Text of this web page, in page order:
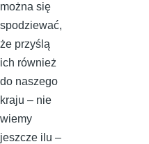
można się
spodziewać,
że przyślą
ich również
do naszego
kraju – nie
wiemy
jeszcze ilu –